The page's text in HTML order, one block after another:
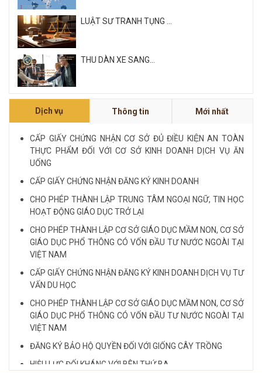
LUẬT SƯ TRANH TỤNG ...
THU DÀN XE SANG...
NỘI QUY VÀ QUY CHẾ CÔNG TY LUẬT QUỐC
LUẬT SƯ CHUYÊN VỀ HÌNH SỰ...
Xem tất cả
Dịch vụ Thông tin Mới nhất
CẤP GIẤY CHỨNG NHẬN CƠ SỞ ĐỦ ĐIỀU KIỆN AN TOÀN
THỰC PHẨM ĐỐI VỚI CƠ SỞ KINH DOANH DỊCH VỤ ĂN
UỐNG
CẤP GIẤY CHỨNG NHẬN ĐĂNG KÝ KINH DOANH
CHO PHÉP THÀNH LẬP TRUNG TÂM NGOẠI NGỮ, TIN HỌC
HOẠT ĐỘNG GIÁO DỤC TRỞ LẠI
CHO PHÉP THÀNH LẬP CƠ SỞ GIÁO DỤC MẦM NON, CƠ SỞ
GIÁO DỤC PHỔ THÔNG CÓ VỐN ĐẦU TƯ NƯỚC NGOÀI TẠI
VIỆT NAM
CẤP GIẤY CHỨNG NHẬN ĐĂNG KÝ KINH DOANH DỊCH VỤ TƯ
VẤN DU HỌC
CHO PHÉP THÀNH LẬP CƠ SỞ GIÁO DỤC MẦM NON, CƠ SỞ
GIÁO DỤC PHỔ THÔNG CÓ VỐN ĐẦU TƯ NƯỚC NGOÀI TẠI
VIỆT NAM
ĐĂNG KÝ BẢO HỘ QUYỀN ĐỐI VỚI GIỐNG CÂY TRỒNG
HIỆU LỰC ĐỐI KHÁNG VỚI BÊN THỨ BA